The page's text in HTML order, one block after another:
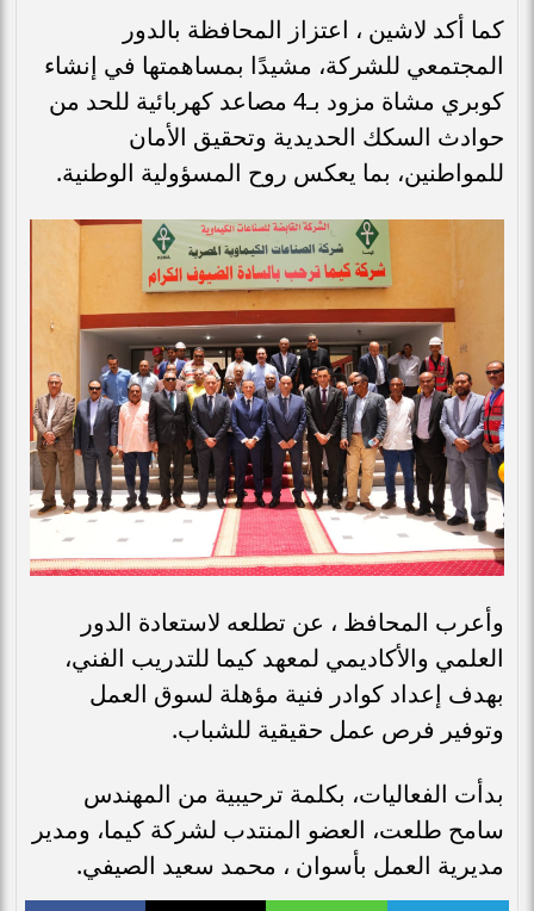
كما أكد لاشين ، اعتزاز المحافظة بالدور
المجتمعي للشركة، مشيدًا بمساهمتها في إنشاء
كوبري مشاة مزود بـ4 مصاعد كهربائية للحد من
حوادث السكك الحديدية وتحقيق الأمان
للمواطنين، بما يعكس روح المسؤولية الوطنية.
وأعرب المحافظ ، عن تطلعه لاستعادة الدور
العلمي والأكاديمي لمعهد كيما للتدريب الفني،
بهدف إعداد كوادر فنية مؤهلة لسوق العمل
وتوفير فرص عمل حقيقية للشباب.
بدأت الفعاليات، بكلمة ترحيبية من المهندس
سامح طلعت، العضو المنتدب لشركة كيما، ومدير
مديرية العمل بأسوان ، محمد سعيد الصيفي.